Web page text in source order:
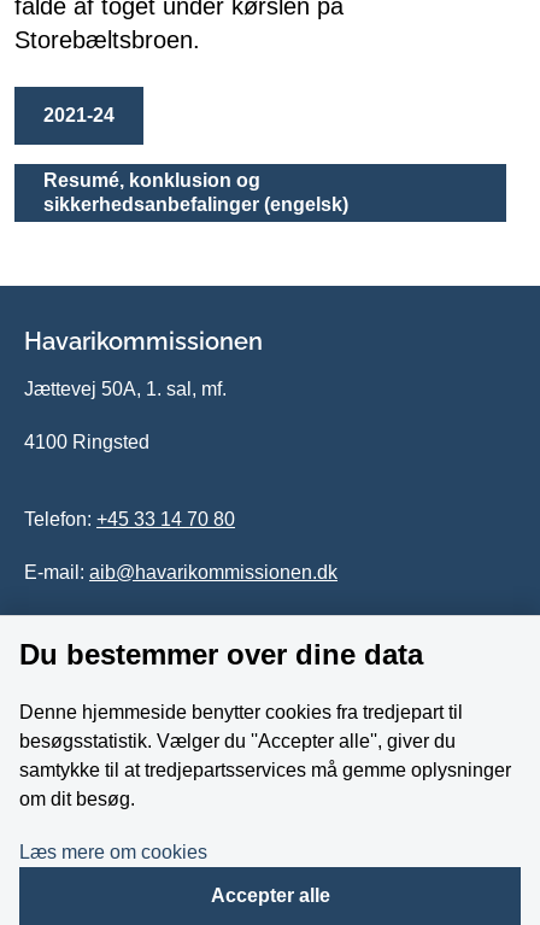
falde af toget under kørslen på
Storebæltsbroen.
2021-24
Resumé, konklusion og
sikkerhedsanbefalinger (engelsk)
Havarikommissionen
Jættevej 50A, 1. sal, mf.
4100 Ringsted
Telefon: +45 33 14 70 80
E-mail: aib@havarikommissionen.dk
Tilgængelighedserklæring
Whistleblowerordning
Følg os på YouTube
Du bestemmer over dine data
Denne hjemmeside benytter cookies fra tredjepart til
besøgsstatistik. Vælger du ''Accepter alle'', giver du
samtykke til at tredjepartsservices må gemme oplysninger
om dit besøg.
Læs mere om cookies
Accepter alle